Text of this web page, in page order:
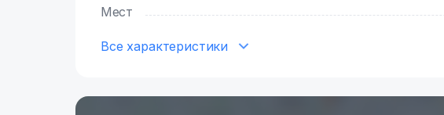
Мест
Все характеристики